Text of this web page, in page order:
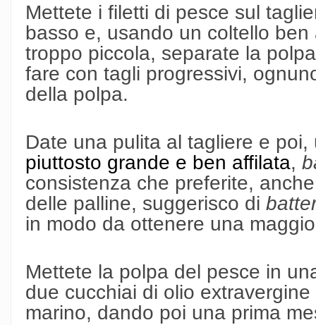
Mettete i filetti di pesce sul
basso e, usando un coltello
troppo piccola, separate la
fare con tagli progressivi,
della polpa.
Date una pulita al tagliere e
piuttosto grande e ben affilata,
consistenza che preferite,
delle palline, suggerisco di
in modo da ottenere una
Mettete la polpa del pesce in
due cucchiai di olio
marino, dando poi una prima